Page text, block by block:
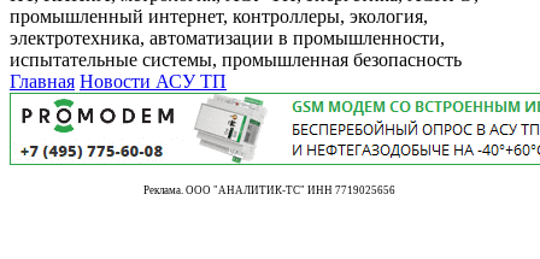
промышленный интернет, контроллеры, экология,
электротехника, автоматизации в промышленности,
испытательные системы, промышленная безопасность
Главная Новости АСУ ТП
Реклама. ООО "АНАЛИТИК-ТС" ИНН 7719025656